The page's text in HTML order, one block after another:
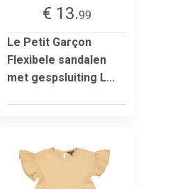
€ 13.99
Le Petit Garçon
Flexibele sandalen
met gespsluiting L...